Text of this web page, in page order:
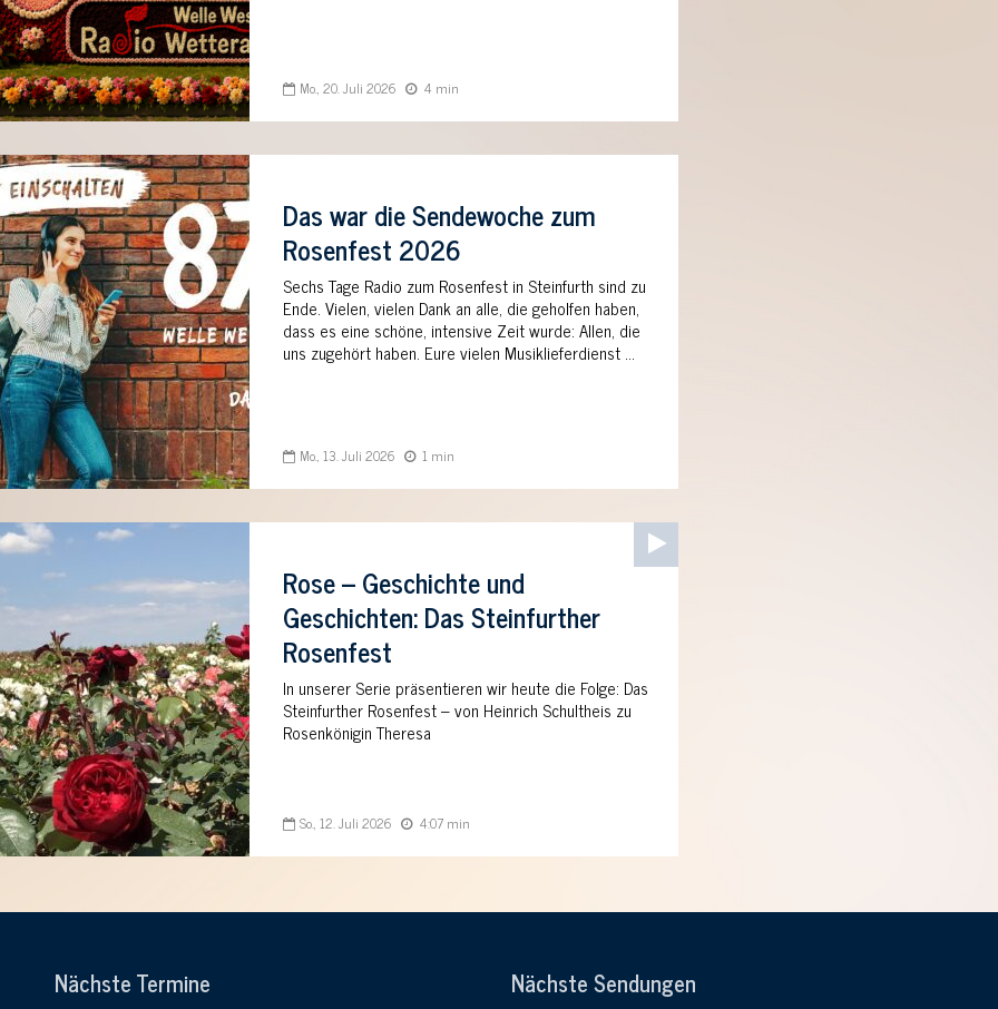
Mo., 20. Juli 2026 4 min
Das war die Sendewoche zum
Rosenfest 2026
Sechs Tage Radio zum Rosenfest in Steinfurth sind zu
Ende. Vielen, vielen Dank an alle, die geholfen haben,
dass es eine schöne, intensive Zeit wurde: Allen, die
uns zugehört haben. Eure vielen Musiklieferdienst …
Mo., 13. Juli 2026 1 min
Audio-
Player
Rose – Geschichte und
Geschichten: Das Steinfurther
Rosenfest
In unserer Serie präsentieren wir heute die Folge: Das
Steinfurther Rosenfest – von Heinrich Schultheis zu
Rosenkönigin Theresa
So., 12. Juli 2026 4:07 min
Nächste Termine Nächste Sendungen